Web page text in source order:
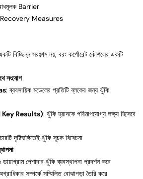
Barrier
Recovery Measures
সরঞ্জাম নয়, বরং কর্পোরেট কৌশলের একটি
সংযোগ
: ব্যবসায়িক মডেলের প্রতিটি ব্লকের জন্য ঝুঁকি
Results): ঝুঁকি হ্রাসকে পরিমাপযোগ্য লক্ষ্য হিসেবে
দৃষ্টিভঙ্গিতেই ঝুঁকি সূচক বিবেচনা
পেশাদার ঝুঁকি ব্যবস্থাপনা প্রদর্শন করে
সম্পর্কে সম্মিলিত বোঝাপড়া তৈরি করে